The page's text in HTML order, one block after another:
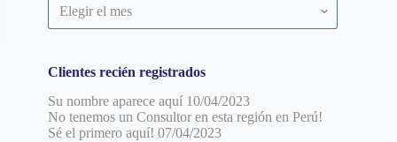
por
fecha
Clientes recién registrados
Su nombre aparece aquí 10/04/2023
No tenemos un Consultor en esta región en Perú!
Sé el primero aquí! 07/04/2023